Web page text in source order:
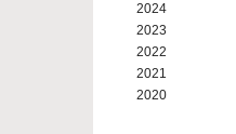
2024
2023
2022
2021
2020